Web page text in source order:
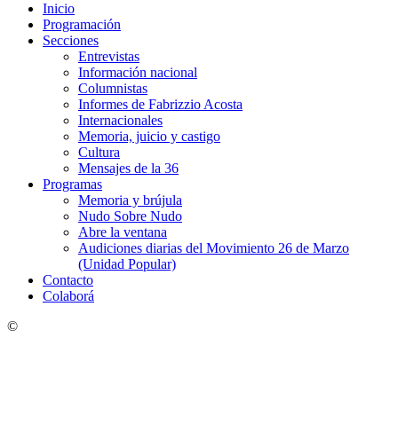
Inicio
Programación
Secciones
Entrevistas
Información nacional
Columnistas
Informes de Fabrizzio Acosta
Internacionales
Memoria, juicio y castigo
Cultura
Mensajes de la 36
Programas
Memoria y brújula
Nudo Sobre Nudo
Abre la ventana
Audiciones diarias del Movimiento 26 de Marzo
(Unidad Popular)
Contacto
Colaborá
©